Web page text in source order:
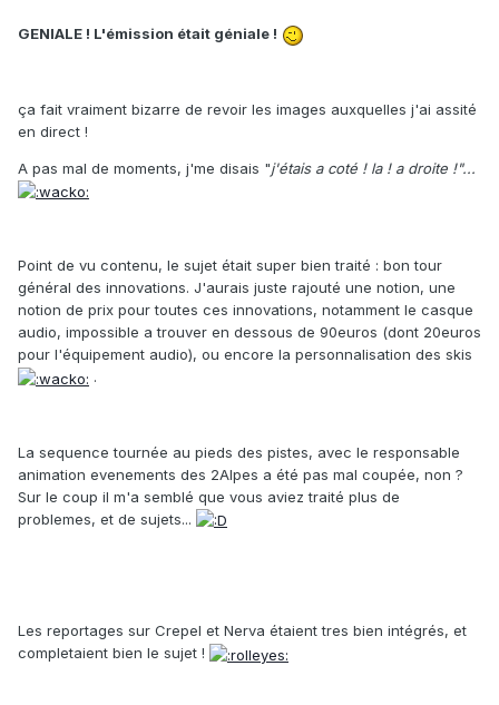
GENIALE ! L'émission était géniale !
ça fait vraiment bizarre de revoir les images auxquelles j'ai assité
en direct !
A pas mal de moments, j'me disais "j'étais a coté ! la ! a droite !"...
Point de vu contenu, le sujet était super bien traité : bon tour
général des innovations. J'aurais juste rajouté une notion, une
notion de prix pour toutes ces innovations, notamment le casque
audio, impossible a trouver en dessous de 90euros (dont 20euros
pour l'équipement audio), ou encore la personnalisation des skis
.
La sequence tournée au pieds des pistes, avec le responsable
animation evenements des 2Alpes a été pas mal coupée, non ?
Sur le coup il m'a semblé que vous aviez traité plus de
problemes, et de sujets...
Les reportages sur Crepel et Nerva étaient tres bien intégrés, et
completaient bien le sujet !